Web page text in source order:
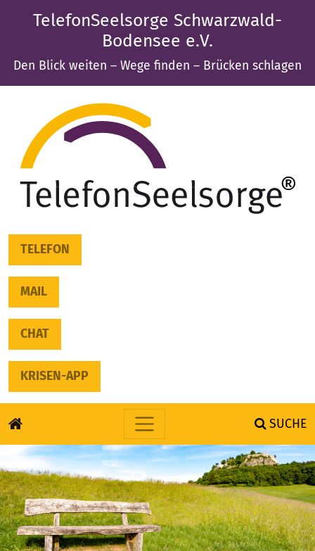
TelefonSeelsorge Schwarzwald-
Bodensee e.V.
Den Blick weiten – Wege finden – Brücken schlagen
TELEFON
MAIL
CHAT
KRISEN-APP
Skip to content
SUCHE